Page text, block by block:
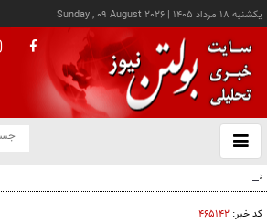
يکشنبه ۱۸ مرداد ۱۴۰۵ |
Sunday , 09 August 2026
باز
و
عامل افزایش قبوض آب و برق برخی مشترکان چه بود؟
کد خبر: ۴۶۵۱۴۲